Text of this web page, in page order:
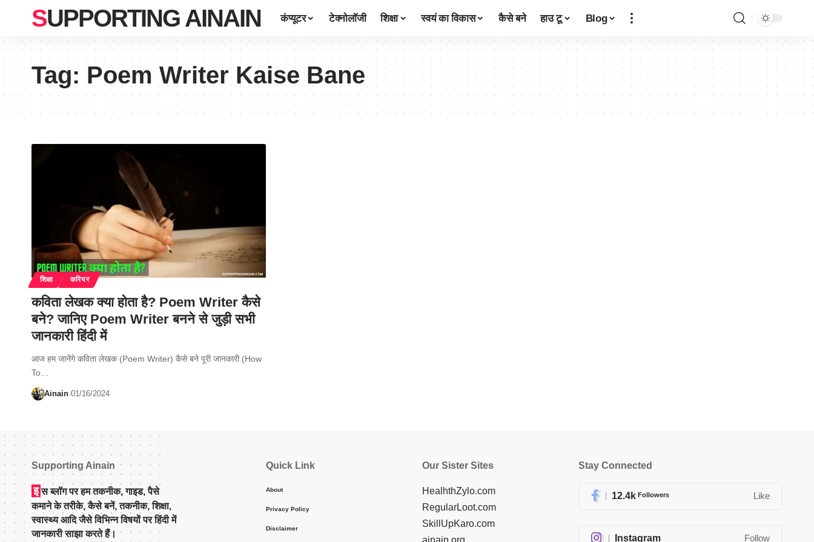
SUPPORTING AINAIN कंप्यूटर टेक्नोलॉजी शिक्षा स्वयं का विकास कैसे बने हाउ टू Blog
Tag:Poem Writer Kaise Bane
शिक्षा करियर
कविता लेखक क्या होता है? Poem Writer कैसे
बने? जानिए Poem Writer बनने से जुड़ी सभी
जानकारी हिंदी में
आज हम जानेंगे कविता लेखक (Poem Writer) कैसे बने पूरी जानकारी (How
To…
Ainain 01/16/2024
Supporting Ainain
इ स ब्लॉग पर हम तकनीक, गाइड, पैसे
कमाने के तरीके, कैसे बनें, तकनीक, शिक्षा,
स्वास्थ्य आदि जैसे विभिन्न विषयों पर हिंदी में
जानकारी साझा करते हैं।
Quick Link
About
Privacy Policy
Disclaimer
Our Sister Sites
HealhthZylo.com
RegularLoot.com
SkillUpKaro.com
ainain.org
Stay Connected
12.4k Followers Like
Instagram Follow